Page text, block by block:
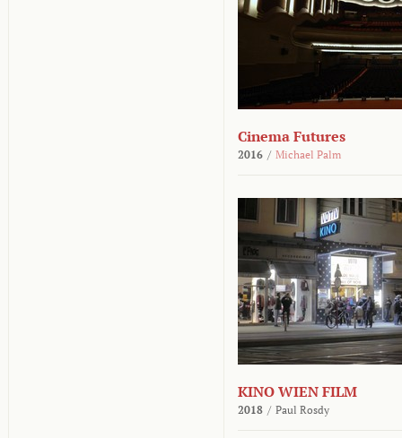
Cinema Futures
2016 / Michael Palm
KINO WIEN FILM
2018 / Paul Rosdy